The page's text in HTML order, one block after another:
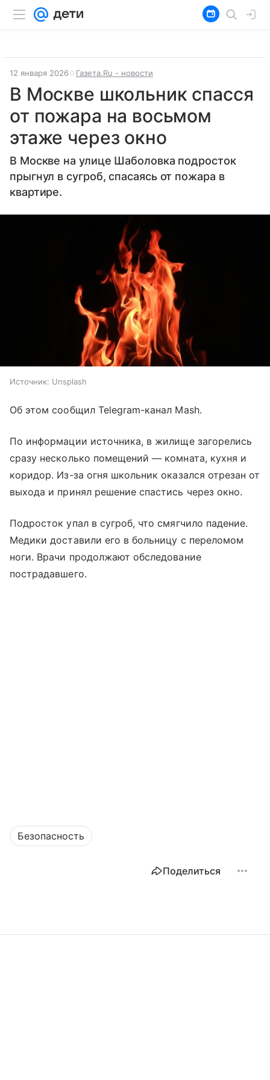
12 января 2026 Газета.Ru - новости
В Москве школьник спасся
от пожара на восьмом
этаже через окно
В Москве на улице Шаболовка подросток
прыгнул в сугроб, спасаясь от пожара в
квартире.
Источник: Unsplash
Об этом сообщил Telegram-канал Mash.
По информации источника, в жилище загорелись
сразу несколько помещений — комната, кухня и
коридор. Из-за огня школьник оказался отрезан от
выхода и принял решение спастись через окно.
Подросток упал в сугроб, что смягчило падение.
Медики доставили его в больницу с переломом
ноги. Врачи продолжают обследование
пострадавшего.
Безопасность
Поделиться